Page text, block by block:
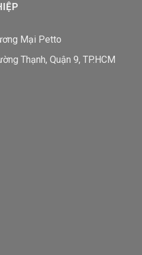
Mại Petto
Thạnh, Quận 9, TP.HCM